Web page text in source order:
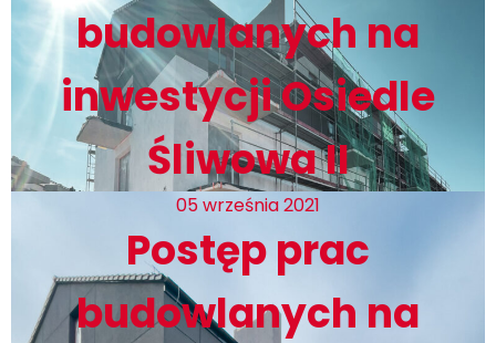
budowlanych na
inwestycji Osiedle
Śliwowa II
05 września 2021
Postęp prac
budowlanych na